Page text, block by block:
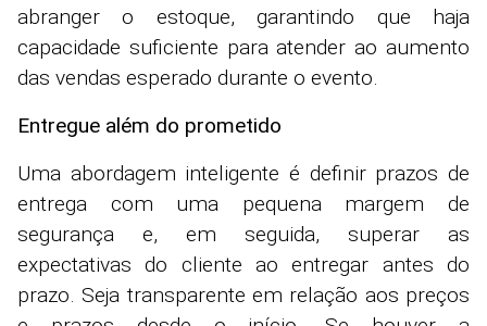
abranger o estoque, garantindo que haja
capacidade suficiente para atender ao aumento
das vendas esperado durante o evento.
Entregue além do prometido
Uma abordagem inteligente é definir prazos de
entrega com uma pequena margem de
segurança e, em seguida, superar as
expectativas do cliente ao entregar antes do
prazo. Seja transparente em relação aos preços